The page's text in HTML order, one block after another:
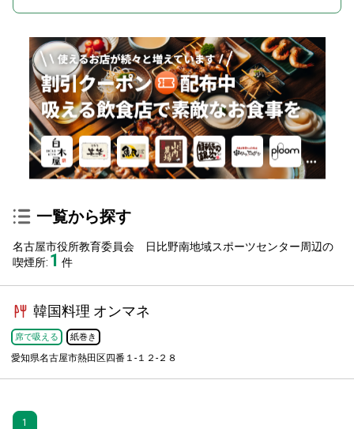
一覧から探す
名古屋市役所教育委員会 日比野南地域スポーツセンター周辺の
喫煙所: 1 件
韓国料理 オンマネ
席で吸える 紙巻き
愛知県名古屋市熱田区四番１-１２-２８
1